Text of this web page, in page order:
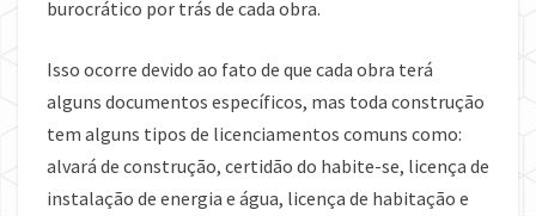
burocrático por trás de cada obra.
Isso ocorre devido ao fato de que cada obra terá
alguns documentos específicos, mas toda construção
tem alguns tipos de licenciamentos comuns como:
alvará de construção, certidão do habite-se, licença de
instalação de energia e água, licença de habitação e